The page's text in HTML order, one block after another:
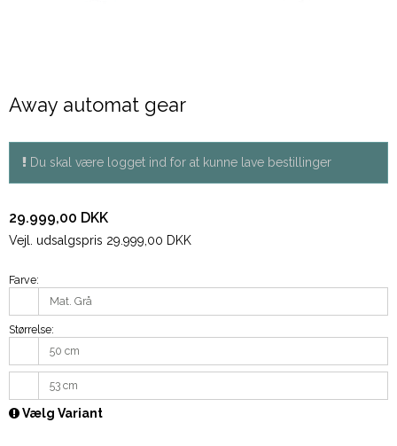
Away automat gear
Du skal være logget ind for at kunne lave bestillinger
29.999,00 DKK
Vejl. udsalgspris 29.999,00 DKK
Farve:
Mat. Grå
Størrelse:
50 cm
53 cm
Vælg Variant